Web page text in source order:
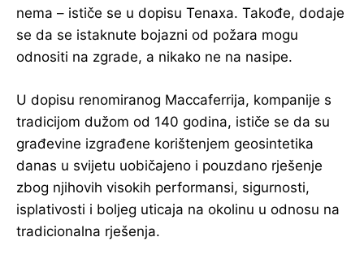
nema – ističe se u dopisu Tenaxa. Takođe, dodaje
se da se istaknute bojazni od požara mogu
odnositi na zgrade, a nikako ne na nasipe.
U dopisu renomiranog Maccaferrija, kompanije s
tradicijom dužom od 140 godina, ističe se da su
građevine izgrađene korištenjem geosintetika
danas u svijetu uobičajeno i pouzdano rješenje
zbog njihovih visokih performansi, sigurnosti,
isplativosti i boljeg uticaja na okolinu u odnosu na
tradicionalna rješenja.